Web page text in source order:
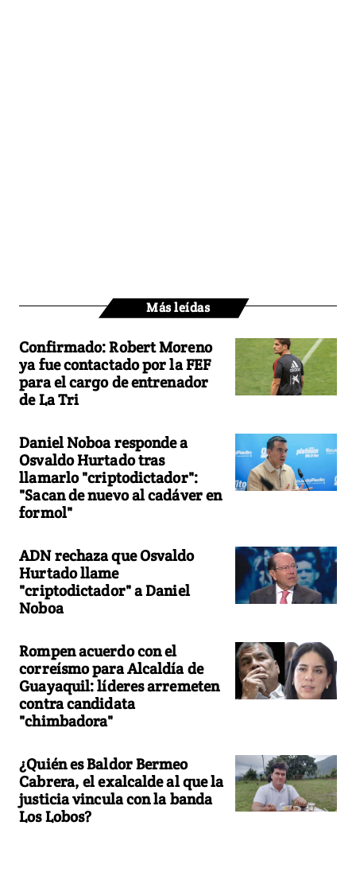
Más leídas
Confirmado: Robert Moreno
ya fue contactado por la FEF
para el cargo de entrenador
de La Tri
Daniel Noboa responde a
Osvaldo Hurtado tras
llamarlo "criptodictador":
"Sacan de nuevo al cadáver en
formol"
ADN rechaza que Osvaldo
Hurtado llame
"criptodictador" a Daniel
Noboa
Rompen acuerdo con el
correísmo para Alcaldía de
Guayaquil: líderes arremeten
contra candidata
"chimbadora"
¿Quién es Baldor Bermeo
Cabrera, el exalcalde al que la
justicia vincula con la banda
Los Lobos?